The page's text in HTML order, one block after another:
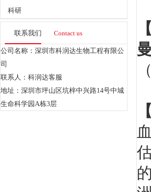
科研
联系我们 Contact us
公司名称：深圳市科润达生物工程有限公
司
联系人：科润达客服
地址：深圳市坪山区坑梓中兴路14号中城
生命科学园A栋3层